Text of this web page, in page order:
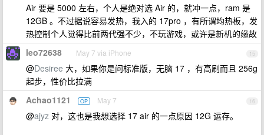
Air 要是 5000 左右，个人是绝对选 Air 的，就冲一点，ram 是
12GB 。不过据说容易发热，我入的 17pro ，有所谓均热板，发
热控制个人觉得比前两代强不少，不玩游戏，或许是新机的缘故
15
leo72638 May 7 via iPhone
@Desiree 大，如果你是问标准版，无脑 17 ，有高刷而且 256g
起步，性价比拉满
16
Achao1121 OP May 7
@ajyz 对，这也是我想选择 17 air 的一点原因 12G 运存。